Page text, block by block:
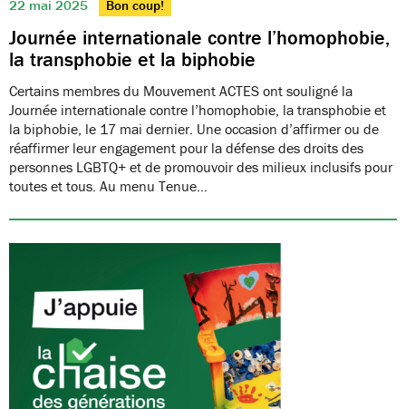
22 mai 2025 Bon coup!
Journée internationale contre l’homophobie,
la transphobie et la biphobie
Certains membres du Mouvement ACTES ont souligné la
Journée internationale contre l’homophobie, la transphobie et
la biphobie, le 17 mai dernier. Une occasion d’affirmer ou de
réaffirmer leur engagement pour la défense des droits des
personnes LGBTQ+ et de promouvoir des milieux inclusifs pour
toutes et tous. Au menu Tenue…